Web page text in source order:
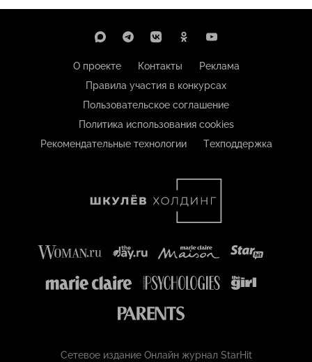
О проекте Контакты
Реклама
Правила участия в конкурсах
Пользовательское соглашение
Политика использования cookies
Рекомендательные технологии
Техподдержка
Сетевое издание Онлайн журнал StarHit